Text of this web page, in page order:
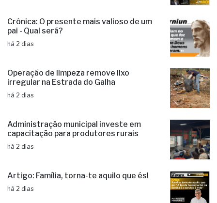
Crônica: O presente mais valioso de um
pai - Qual será?
há 2 dias
Operação de limpeza remove lixo
irregular na Estrada do Galha
há 2 dias
Administração municipal investe em
capacitação para produtores rurais
há 2 dias
Artigo: Família, torna-te aquilo que és!
há 2 dias